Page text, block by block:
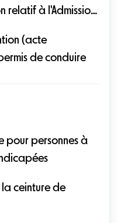
relatif à l'Admission
(acte
de conduire
pour personnes à
ceinture de